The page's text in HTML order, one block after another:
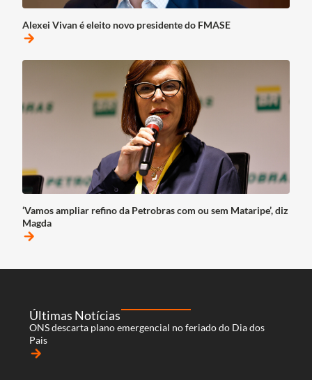
Alexei Vivan é eleito novo presidente do FMASE
arrow_forward
‘Vamos ampliar refino da Petrobras com ou sem Mataripe’, diz
Magda
arrow_forward
Últimas Notícias
ONS descarta plano emergencial no feriado do Dia dos
Pais
arrow_forward